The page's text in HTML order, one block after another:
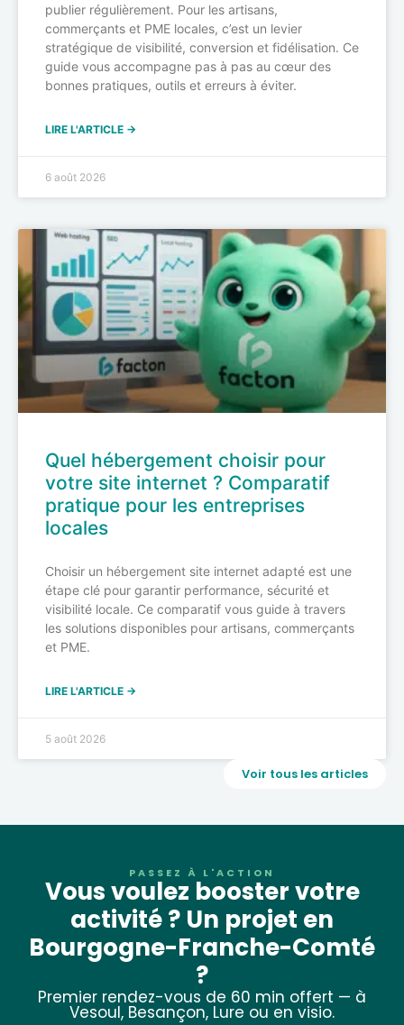
publier régulièrement. Pour les artisans,
commerçants et PME locales, c’est un levier
stratégique de visibilité, conversion et fidélisation. Ce
guide vous accompagne pas à pas au cœur des
bonnes pratiques, outils et erreurs à éviter.
LIRE L'ARTICLE →
6 août 2026
Quel hébergement choisir pour
votre site internet ? Comparatif
pratique pour les entreprises
locales
Choisir un hébergement site internet adapté est une
étape clé pour garantir performance, sécurité et
visibilité locale. Ce comparatif vous guide à travers
les solutions disponibles pour artisans, commerçants
et PME.
LIRE L'ARTICLE →
5 août 2026
Voir tous les articles
PASSEZ À L'ACTION
Vous voulez booster votre
activité ? Un projet en
Bourgogne-Franche-Comté
?
Premier rendez-vous de 60 min offert — à
Vesoul, Besançon, Lure ou en visio.